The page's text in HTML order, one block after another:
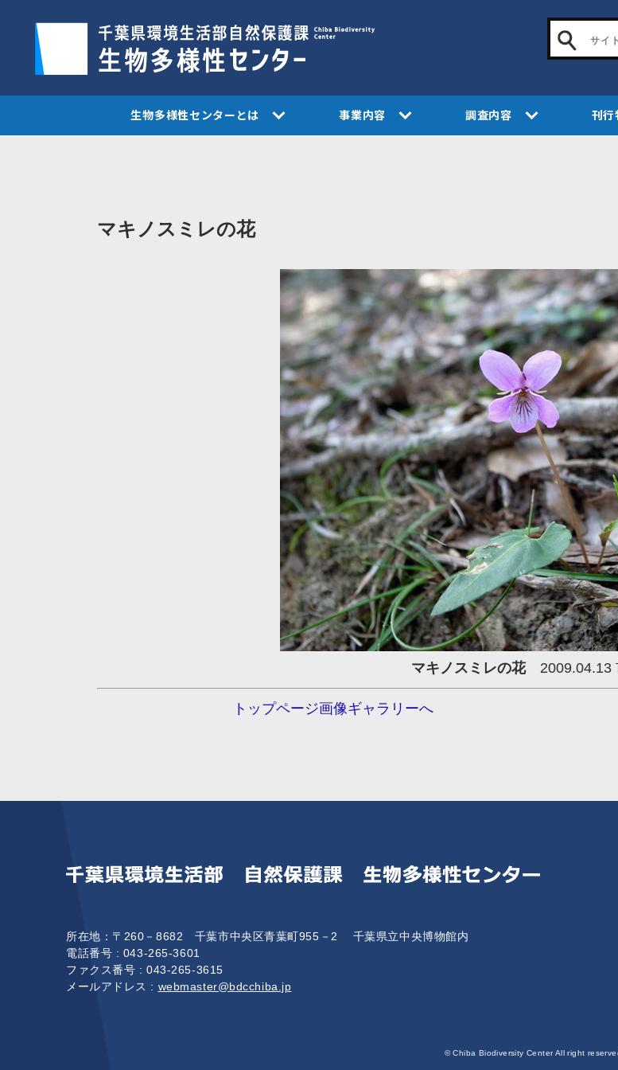
生物多様性センターとは 事業内容 調査内容 刊
マキノスミレの花
マキノスミレの花2009.04.13
トップページ画像ギャラリーへ
所在地：〒260－8682 千葉市中央区青葉町955－2
千葉県立中央博物館内
電話番号 : 043-265-3601
ファクス番号 : 043‐265‐3615
メールアドレス : webmaster@bdcchiba.jp
© Chiba Biodiversity Center All right